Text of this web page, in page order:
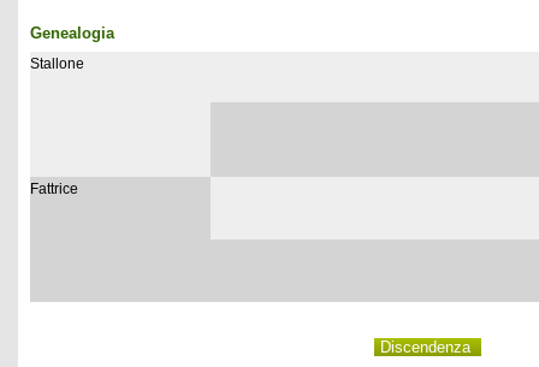
Genealogia
Stallone
Fattrice